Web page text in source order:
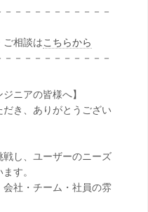
－－－－－－－－－－
ご相談はこちらから
－－－－－－－－－－
ニアの皆様へ】
き、ありがとうござい
し、ユーザーのニーズ
す。
社・チーム・社員の雰